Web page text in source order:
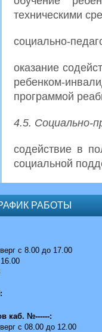
техническими
социально-
оказание
ребенком-
программой
4.5. Социально-
содействие в
социальной
РАБОТЫ
с 8.00 до 17.00
каб. №------:
с 08.00 до 12.00